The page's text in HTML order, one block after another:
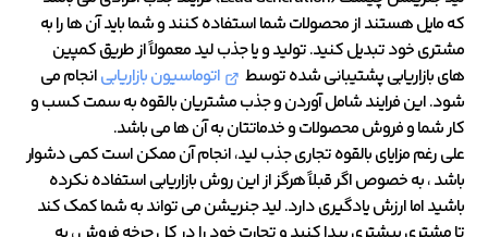
که مایل هستند از محصولات شما استفاده کنند و شما باید آن ها را به
مشتری خود تبدیل کنید. تولید و یا جذب لید معمولاً از طریق کمپین
های بازاریابی پشتیبانی شده توسط
اتوماسیون بازاریابیانجام می
شود. این فرایند شامل آوردن و جذب مشتریان بالقوه به سمت کسب و
کار شما و فروش محصولات و خدماتتان به آن ها می باشد.
علی رغم مزایای بالقوه تجاری جذب لید، انجام آن ممکن است کمی دشوار
باشد ، به خصوص اگر قبلاً هرگز از این روش بازاریابی استفاده نکرده
باشید اما ارزش یادگیری دارد. لید جنریشن می تواند به شما کمک کند